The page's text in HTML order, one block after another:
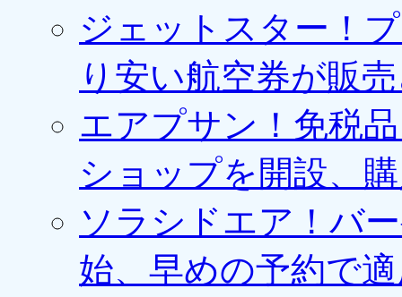
ジェットスター！
り安い航空券が販
エアプサン！免税
ショップを開設、
ソラシドエア！バ
始、早めの予約で